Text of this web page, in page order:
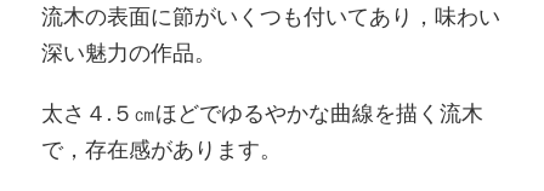
流木の表面に節がいくつも付いてあり，味わい
深い魅力の作品。
太さ４.５㎝ほどでゆるやかな曲線を描く流木
で，存在感があります。